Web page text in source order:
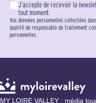
J’accepte de recevoir la
tout moment.
Vos données personnelles collectées
qualité de responsable de traitement
personnelles.
MY LOIRE VALLEY : média